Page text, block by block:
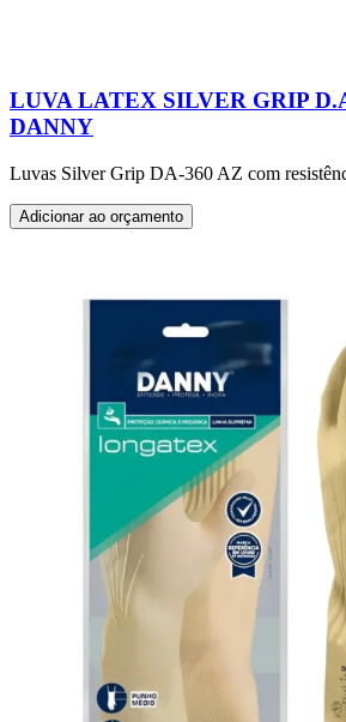
LUVA LATEX SILVER GRIP
DANNY
Luvas Silver Grip DA-360 AZ com
Adicionar ao orçamento